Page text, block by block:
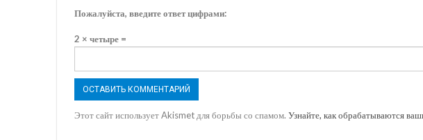
Пожалуйста, введите ответ цифрами:
2 × четыре =
Этот сайт использует Akismet для борьбы со спамом. Узнайте, как обрабатываются